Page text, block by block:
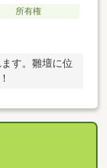
所有権
す。雛壇に位